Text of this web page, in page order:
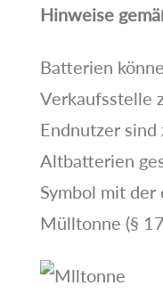
Hinweise
Batterien
Verkaufsstelle
Endnutzer sind
Altbatterien
Symbol mit
Mülltonne (§